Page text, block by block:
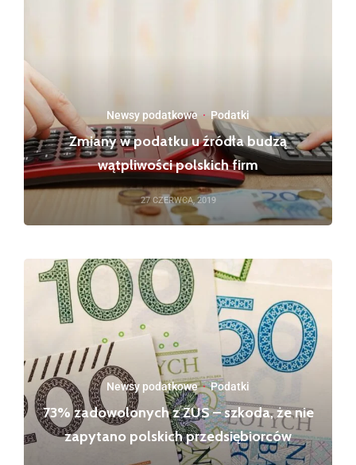
Newsy podatkowe · Podatki
Zmiany w podatku u źródła budzą
wątpliwości polskich firm
27 CZERWCA, 2019
Newsy podatkowe·Podatki
73% zadowolonych z ZUS – szkoda, że nie
zapytano polskich przedsiębiorców